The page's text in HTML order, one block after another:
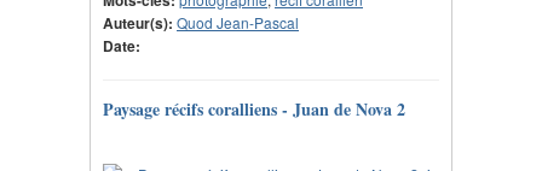
Auteur(s): Quod Jean-Pascal
Date:
Paysage récifs coralliens - Juan de Nova 2